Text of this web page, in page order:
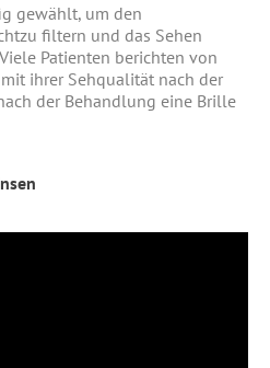
gewählt, um den
filtern und das Sehen
Patienten berichten von
ihrer Sehqualität nach der
der Behandlung eine Brille